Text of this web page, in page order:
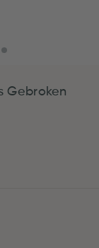
Gebroken